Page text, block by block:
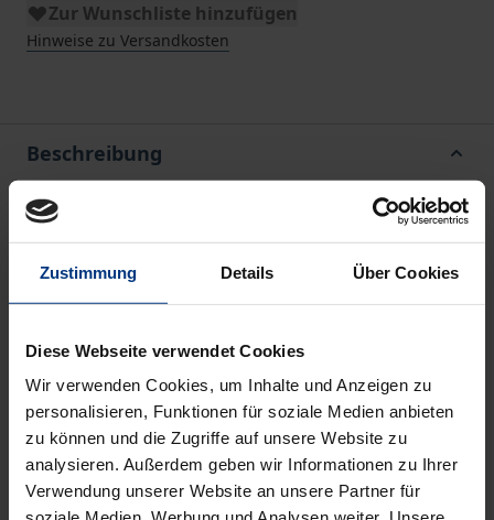
Zustimmung Details Über Cookies
Diese Webseite verwendet Cookies
Wir verwenden Cookies, um Inhalte und Anzeigen zu
personalisieren, Funktionen für soziale Medien anbieten
zu können und die Zugriffe auf unsere Website zu
analysieren. Außerdem geben wir Informationen zu Ihrer
Verwendung unserer Website an unsere Partner für
Zur Wunschliste hinzufügen
Hinweise zu Versandkosten
Beschreibung
Epistemologische Überzeugungen, d.h. subjektive
Theorien zu Wissen und Wissenserwerb, sind nach
Baumert und Kunter ein Bestandteil der
professionellen Handlungskompetenz von
Lehrkräften. Es wird angenommen, dass sie sich mit
der Zeit entwickeln und durch persönliche
Erfahrungen sowie Erziehung, Sozialisation, Bildung
beeinflusst werden können. Obwohl die Relevanz
der persönlichen Epistemologien für Lehren und
Lernen empirisch belegt wurde, liegen bislang nur